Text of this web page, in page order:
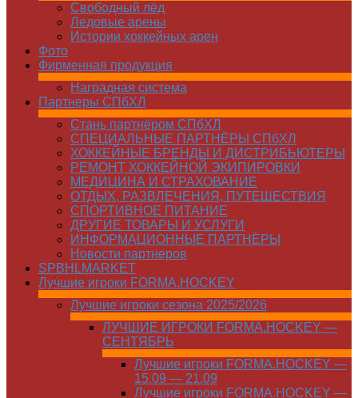
Свободный лёд
Ледовые арены
Истории хоккейных арен
Фото
Фирменная продукция
Наградная система
Партнеры СПбХЛ
Стань партнёром СПбХЛ
СПЕЦИАЛЬНЫЕ ПАРТНЁРЫ СПбХЛ
ХОККЕЙНЫЕ БРЕНДЫ И ДИСТРИБЬЮТЕРЫ
РЕМОНТ ХОККЕЙНОЙ ЭКИПИРОВКИ
МЕДИЦИНА И СТРАХОВАНИЕ
ОТДЫХ, РАЗВЛЕЧЕНИЯ, ПУТЕШЕСТВИЯ
СПОРТИВНОЕ ПИТАНИЕ
ДРУГИЕ ТОВАРЫ И УСЛУГИ
ИНФОРМАЦИОННЫЕ ПАРТНЁРЫ
Новости партнеров
SPBHLMARKET
Лучшие игроки FORMA.HOCKEY
Лучшие игроки сезона 2025/2026
ЛУЧШИЕ ИГРОКИ FORMA.HOCKEY —
СЕНТЯБРЬ
Лучшие игроки FORMA.HOCKEY —
15.09 — 21.09
Лучшие игроки FORMA.HOCKEY —